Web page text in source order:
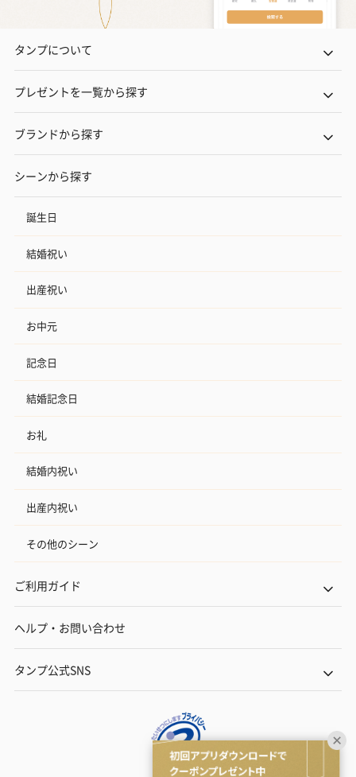
タンプについて
プレゼントを一覧から探す
ブランドから探す
シーンから探す
誕生日
結婚祝い
出産祝い
お中元
記念日
結婚記念日
お礼
結婚内祝い
出産内祝い
その他のシーン
ご利用ガイド
ヘルプ・お問い合わせ
タンプ公式SNS